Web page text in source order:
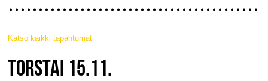
Katso kaikki tapahtumat
JAZZ FINLAND LIVE
TORSTAI 15.11.